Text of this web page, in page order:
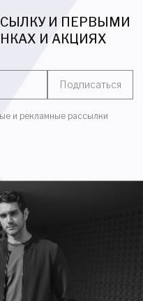
И ПЕРВЫМИ
И АКЦИЯХ
Подписаться
и рекламные рассылки